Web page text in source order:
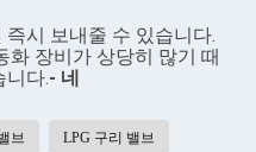
시 보내줄 수 있습니다.
화 장비가 상당히 많기 때
니다.- 네
브 LPG 구리 밸브